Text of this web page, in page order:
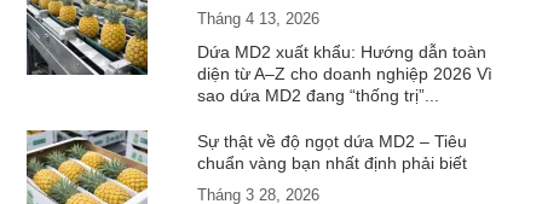
Tháng 4 13, 2026
Dứa MD2 xuất khẩu: Hướng dẫn toàn
diện từ A–Z cho doanh nghiệp 2026 Vì
sao dứa MD2 đang “thống trị”...
Sự thật về độ ngọt dứa MD2 – Tiêu
chuẩn vàng bạn nhất định phải biết
Tháng 3 28, 2026